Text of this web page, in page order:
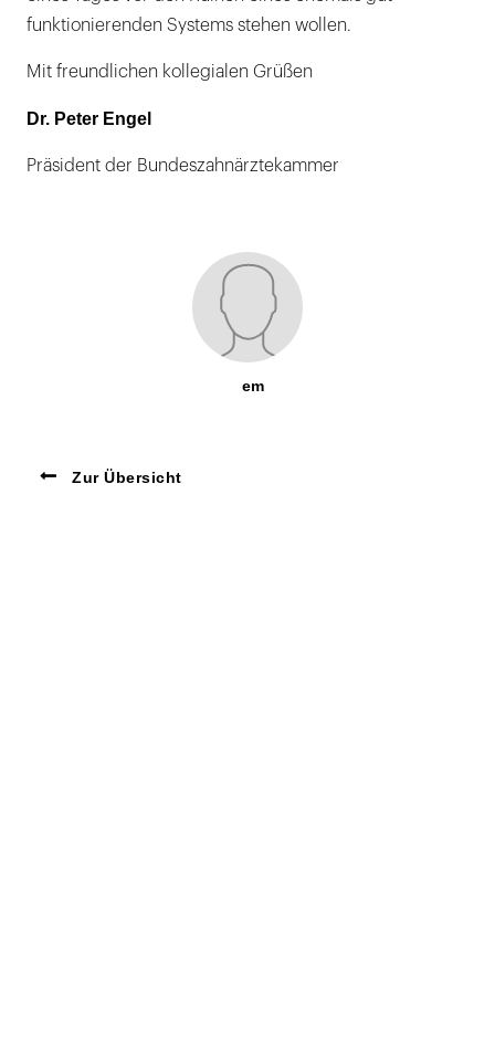
funktionierenden Systems stehen wollen.
Mit freundlichen kollegialen Grüßen
Dr. Peter Engel
Präsident der Bundeszahnärztekammer
em
Zur Übersicht